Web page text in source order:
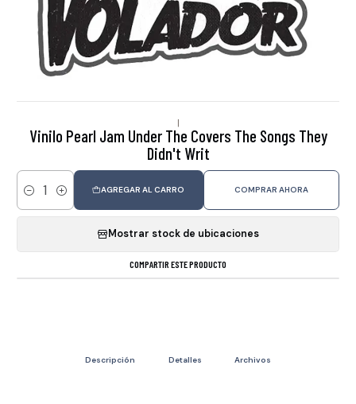
|
Vinilo Pearl Jam Under The Covers The Songs They
Didn't Writ
Cantidad
AGREGAR AL CARRO COMPRAR AHORA
Mostrar stock de ubicaciones
COMPARTIR ESTE PRODUCTO
Descripción Detalles Archivos